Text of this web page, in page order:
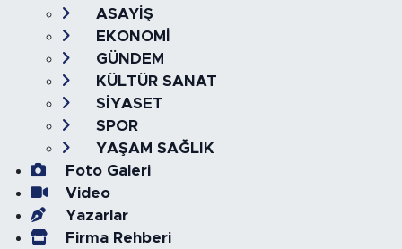
ASAYİŞ
EKONOMİ
GÜNDEM
KÜLTÜR SANAT
SİYASET
SPOR
YAŞAM SAĞLIK
Foto Galeri
Video
Yazarlar
Firma Rehberi